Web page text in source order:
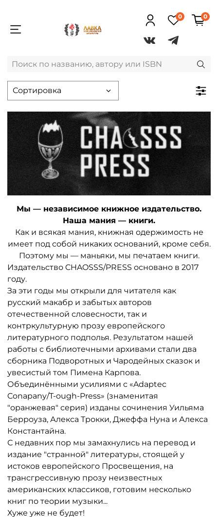
0 0
Мы — независимое книжное издательство.
Наша мания — книги.
Как и всякая мания, книжная одержимость не
имеет под собой никаких оснований, кроме себя.
Поэтому мы — маньяки, мы печатаем книги.
Издательство CHAOSSS/PRESS основано в 2017
году.
За эти годы мы открыли для читателя как
русский макабр и забытых авторов
отечественной словесности, так и
контркультурную прозу европейского
литературного подполья. Результатом нашей
работы с библиотечными архивами стали два
сборника Подворотных и Чародейных сказок и
увесистый том Пимена Карпова.
Объединёнными усилиями с «Adaptec
Conapany/T-ough-Press» (знаменитая
"оранжевая" серия) изданы сочинения Уильяма
Берроуза, Алекса Трокки, Джеффа Нуна и Алекса
Константайна.
С недавних пор мы замахнулись на перевод и
издание "странной" литературы, стоящей у
истоков европейского Просвещения, на
трансгрессивную прозу неизвестных
американских классиков, готовим несколько
книг по теории музыки...
Хуже уже не будет!